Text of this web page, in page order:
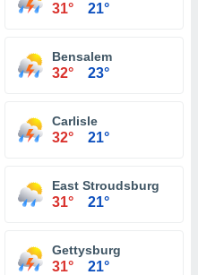
31° 21°
Bensalem
32° 23°
Carlisle
32° 21°
East Stroudsburg
31° 21°
Gettysburg
31° 21°